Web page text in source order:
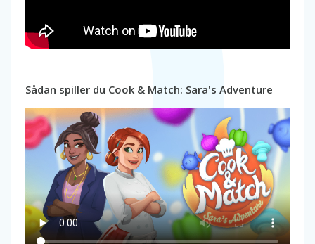
Sådan spiller du Cook & Match: Sara's Adventure